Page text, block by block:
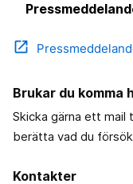
open_in_new
Brukar du komma
Skicka gärna ett mail
berätta vad du
Kontakter